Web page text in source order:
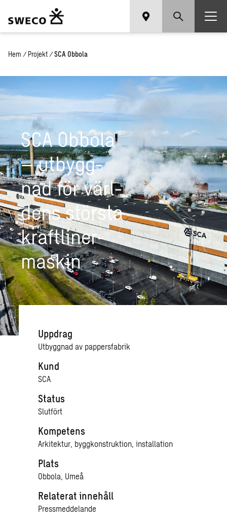
Hem / Projekt / SCA Obbola
SCA Ob­bo­la
– ut­bygg­
nad för värl­
dens störs­ta
kraft­li­ner­
ma­skin
Uppdrag
Utbyggnad av pappersfabrik
Kund
SCA
Status
Slutfört
Kompetens
Arkitektur, byggkonstruktion, installation
Plats
Obbola, Umeå
Relaterat innehåll
Pressmeddelande